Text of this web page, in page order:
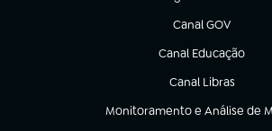
Canal GOV
(abre em nova aba)
Canal Educação
(abre em nova aba)
Canal Libras
(abre em nova aba)
Monitoramento e Análise de
(abre em nova aba)